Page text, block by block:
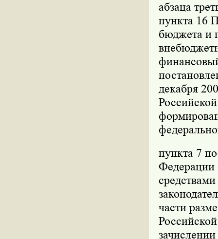
абзаца
пункта 16
бюджета и
декабря
пункта 7
Федерации
части